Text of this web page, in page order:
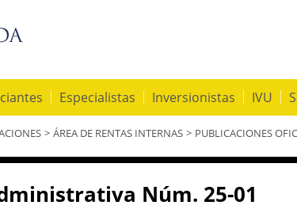
Especialistas Inversionistas IVU
> ÁREA DE RENTAS INTERNAS > PUBLICACIONES
Núm. 25-01